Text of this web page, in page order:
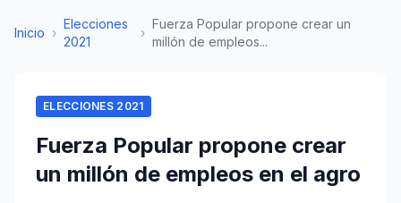
Inicio ›
Elecciones
2021
›
Fuerza Popular propone crear un
millón de empleos...
ELECCIONES 2021
Fuerza Popular propone crear
un millón de empleos en el agro